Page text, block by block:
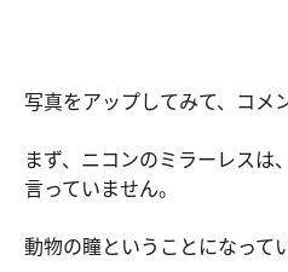
写真をアップしてみて、コメ
まず、ニコンのミラーレスは
言っていません。
動物の瞳ということになって